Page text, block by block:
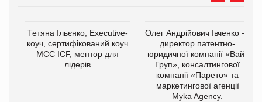
Тетяна Ільєнко, Executive-
коуч, сертифікований коуч
МСС ICF, ментор для
лідерів
Олег Андрійович Івченко —
директор патентно-
юридичної компанії «Вайз
Груп», консалтингової
компанії «Парето» та
маркетингової агенції
Myka Agency.